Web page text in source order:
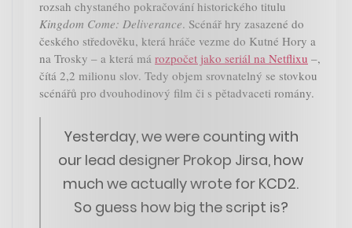
rozsah chystaného pokračování historického titulu
Kingdom Come: Deliverance. Scénář hry zasazené do
českého středověku, která hráče vezme do Kutné Hory a
na Trosky – a která má rozpočet jako seriál na Netflixu –,
čítá 2,2 milionu slov. Tedy objem srovnatelný se stovkou
scénářů pro dvouhodinový film či s pětadvaceti romány.
Yesterday, we were counting with
our lead designer Prokop Jirsa, how
much we actually wrote for KCD2.
So guess how big the script is?